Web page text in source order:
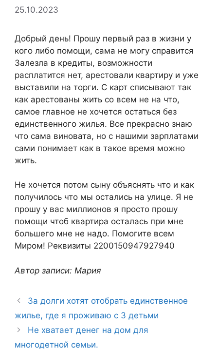
25.10.2023
Добрый день! Прошу первый раз в жизни у
кого либо помощи, сама не могу справится
Залезла в кредиты, возможности
расплатится нет, арестовали квартиру и уже
выставили на торги. С карт списывают так
как арестованы жить со всем не на что,
самое главное не хочется остаться без
единственного жилья. Все прекрасно знаю
что сама виновата, но с нашими зарплатами
сами понимает как в такое время можно
жить.
Не хочется потом сыну объяснять что и как
получилось что мы остались на улице. Я не
прошу у вас миллионов я просто прошу
помощи чтоб квартира осталась при мне
большего мне не надо. Помогите всем
Миром! Реквизиты 2200150947927940
Автор записи: Мария
За долги хотят отобрать единственное
жилье, где я проживаю с 3 детьми
Не хватает денег на дом для
многодетной семьи.